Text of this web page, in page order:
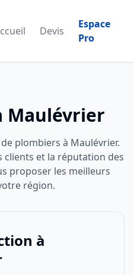
Devis
Espace
Pro
Maulévrier
plombiers à Maulévrier.
clients et la réputation des
proposer les meilleurs
région.
à